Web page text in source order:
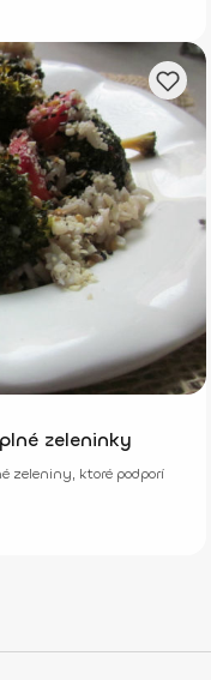
zeleninky
zeleniny, ktoré podporí